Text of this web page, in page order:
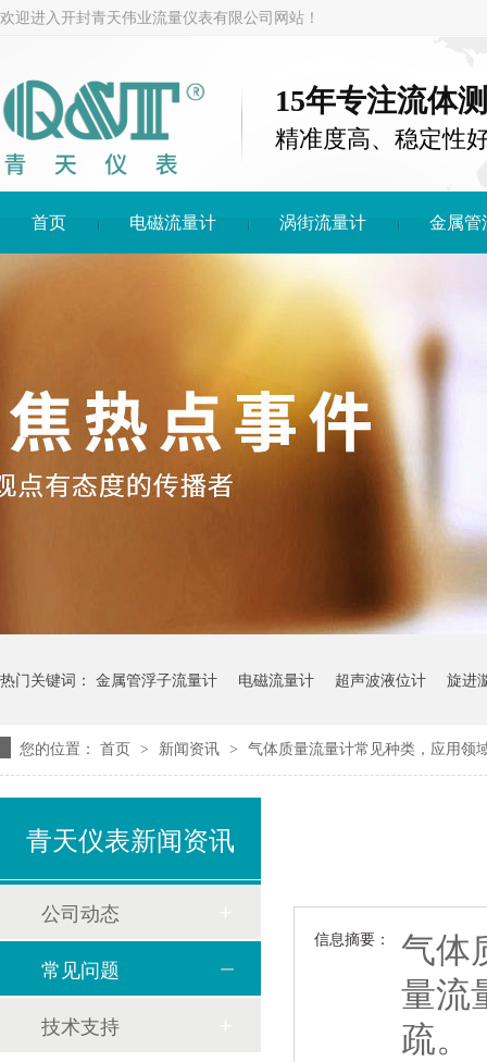
欢迎进入开封青天伟业流量仪表有限公司网站！
15年专注流体
精准度高、稳定性
首页 电磁流量计 涡街流量计 金属管
热门关键词： 金属管浮子流量计 电磁流量计 超声波液位计 旋进
您的位置： 首页 > 新闻资讯 > 气体质量流量计常见种类，应用领
信息摘要：
气体
量流
疏。
青天仪表新闻资讯
公司动态
常见问题
技术支持